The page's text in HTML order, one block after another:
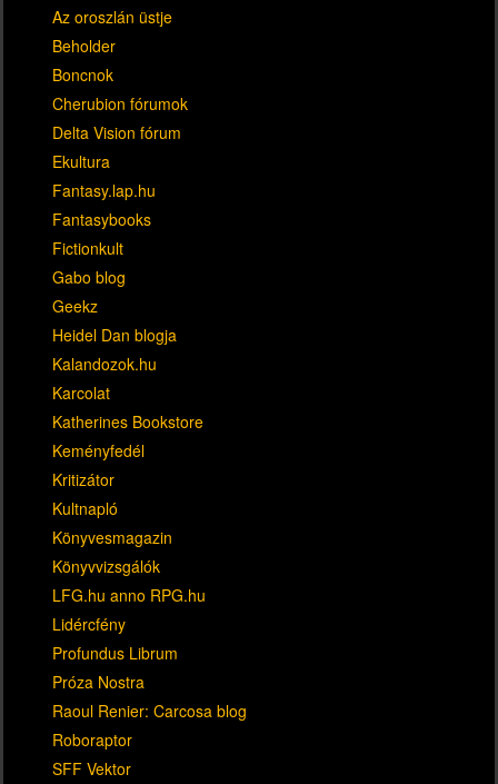
Az oroszlán üstje
Beholder
Boncnok
Cherubion fórumok
Delta Vision fórum
Ekultura
Fantasy.lap.hu
Fantasybooks
Fictionkult
Gabo blog
Geekz
Heidel Dan blogja
Kalandozok.hu
Karcolat
Katherines Bookstore
Keményfedél
Kritizátor
Kultnapló
Könyvesmagazin
Könyvvizsgálók
LFG.hu anno RPG.hu
Lidércfény
Profundus Librum
Próza Nostra
Raoul Renier: Carcosa blog
Roboraptor
SFF Vektor